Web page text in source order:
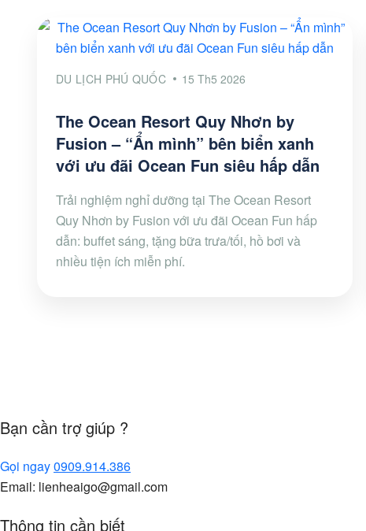
DU LỊCH PHÚ QUỐC 15 Th5 2026
The Ocean Resort Quy Nhơn by
Fusion – “Ẩn mình” bên biển xanh
với ưu đãi Ocean Fun siêu hấp dẫn
Trải nghiệm nghỉ dưỡng tại The Ocean Resort
Quy Nhơn by Fusion với ưu đãi Ocean Fun hấp
dẫn: buffet sáng, tặng bữa trưa/tối, hồ bơi và
nhiều tiện ích miễn phí.
Bạn cần trợ giúp ?
Gọi ngay0909.914.386
Email: lienheaigo@gmail.com
Thông tin cần biết